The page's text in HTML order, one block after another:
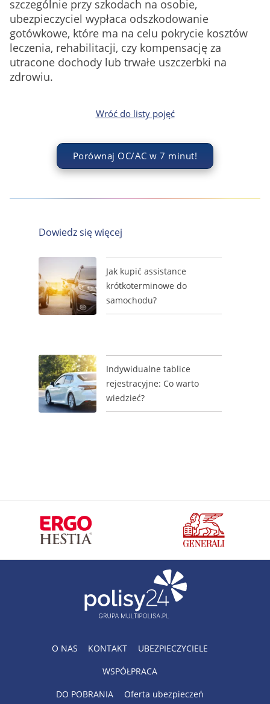
szczególnie przy szkodach na osobie,
ubezpieczyciel wypłaca odszkodowanie
gotówkowe, które ma na celu pokrycie kosztów
leczenia, rehabilitacji, czy kompensację za
utracone dochody lub trwałe uszczerbki na
zdrowiu.
Wróć do listy pojęć
Porównaj OC/AC w 7 minut!
Dowiedz się więcej
Jak kupić assistance
krótkoterminowe do
samochodu?
Indywidualne tablice
rejestracyjne: Co warto
wiedzieć?
O NAS KONTAKT UBEZPIECZYCIELE
WSPÓŁPRACA
DO POBRANIA Oferta ubezpieczeń